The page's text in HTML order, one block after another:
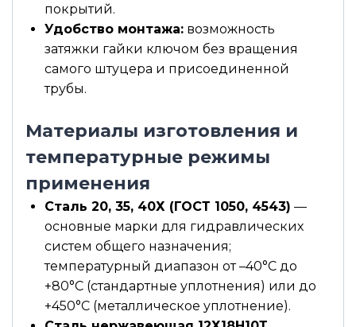
покрытий.
Удобство монтажа: возможность
затяжки гайки ключом без вращения
самого штуцера и присоединенной
трубы.
Материалы изготовления и
температурные режимы
применения
Сталь 20, 35, 40Х (ГОСТ 1050, 4543) —
основные марки для гидравлических
систем общего назначения;
температурный диапазон от –40°С до
+80°С (стандартные уплотнения) или до
+450°С (металлическое уплотнение).